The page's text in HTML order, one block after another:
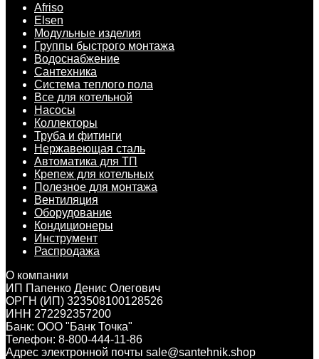
Afriso
Elsen
Модульные изделия
Группы быстрого монтажа
Водоснабжение
Сантехника
Система теплого пола
Все для котельной
Насосы
Коллекторы
Труба и фитинги
Нержавеющая сталь
Автоматика для ТП
Крепеж для котельных
Полезное для монтажа
Вентиляция
Оборудование
Кондиционеры
Инструмент
Распродажа
О компании
ИП Папенко Денис Олегович
ОРГН (ИП) 323508100128526
ИНН 272292357200
Банк: ООО "Банк Точка"
Телефон: 8-800-444-11-86
Адрес электронной почты sale@santehnik.shop